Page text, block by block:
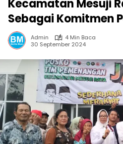
Kecamatan Mesuji
Sebagai Komitmen
Admin
4 Min Baca
30 September 2024